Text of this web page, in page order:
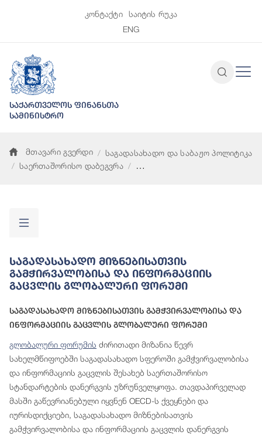
კონტაქტი
საიტის რუკა
ENG
საქართველოს ფინანსთა
სამინისტრო
მთავარი გვერდი
საგადასახადო და საბაჟო პოლიტიკა
საერთაშორისო დაბეგვრა
Საგადასახადო Მიზნებისათვის
Გამჭირვალობისა Და Ინფორმაციის
Გაცვლის Გლობალური Ფორუმი
Საგადასახადო Მიზნებისათვის Გამჭვირვალობისა Და
Ინფორმაციის Გაცვლის Გლობალური Ფორუმი
გლობალური ფორუმის ძირითადი მიზანია წევრ
სახელმწიფოებში საგადასახადო სფეროში გამჭვირვალობისა
და ინფორმაციის გაცვლის შესახებ საერთაშორისო
სტანდარტების დანერგვის უზრუნველყოფა. თავდაპირველად
მასში გაწევრიანებული იყვნენ OECD-ს ქვეყნები და
იურისდიქციები, საგადასახადო მიზნებისათვის
გამჭვირვალობისა და ინფორმაციის გაცვლის დანერგვის